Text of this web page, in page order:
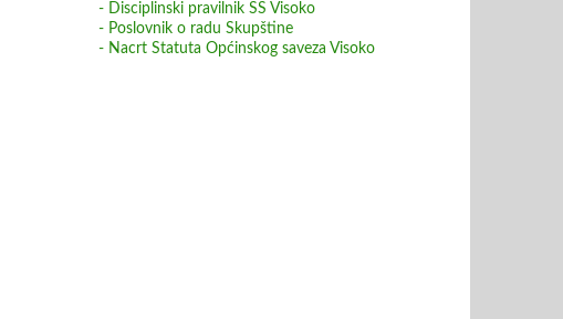
- Disciplinski pravilnik SS Visoko
- Poslovnik o radu Skupštine
- Nacrt Statuta Općinskog saveza Visoko